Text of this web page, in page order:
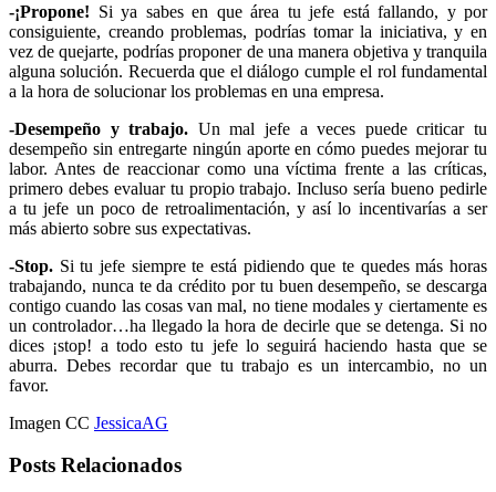
-¡Propone! Si ya sabes en que área tu jefe está fallando, y por
consiguiente, creando problemas, podrías tomar la iniciativa, y en
vez de quejarte, podrías proponer de una manera objetiva y tranquila
alguna solución. Recuerda que el diálogo cumple el rol fundamental
a la hora de solucionar los problemas en una empresa.
-Desempeño y trabajo. Un mal jefe a veces puede criticar tu
desempeño sin entregarte ningún aporte en cómo puedes mejorar tu
labor. Antes de reaccionar como una víctima frente a las críticas,
primero debes evaluar tu propio trabajo. Incluso sería bueno pedirle
a tu jefe un poco de retroalimentación, y así lo incentivarías a ser
más abierto sobre sus expectativas.
-Stop. Si tu jefe siempre te está pidiendo que te quedes más horas
trabajando, nunca te da crédito por tu buen desempeño, se descarga
contigo cuando las cosas van mal, no tiene modales y ciertamente es
un controlador…ha llegado la hora de decirle que se detenga. Si no
dices ¡stop! a todo esto tu jefe lo seguirá haciendo hasta que se
aburra. Debes recordar que tu trabajo es un intercambio, no un
favor.
Imagen CC JessicaAG
Posts Relacionados